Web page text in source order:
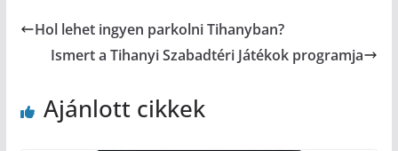
Hol lehet ingyen parkolni Tihanyban?
Ismert a Tihanyi Szabadtéri Játékok programja
Ajánlott cikkek